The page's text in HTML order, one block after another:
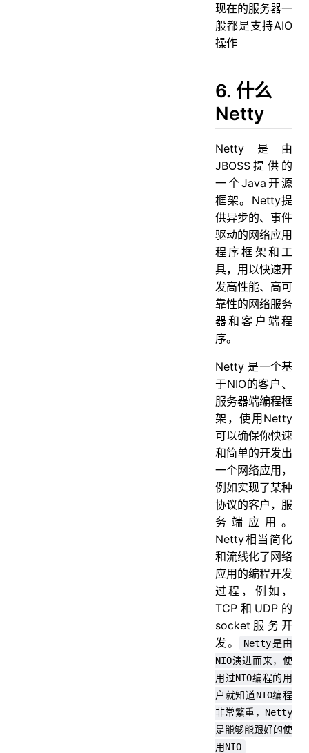
现在的服务器一
般都是支持AIO
操作
6. 什么
Netty
Netty是由
JBOSS提供的
一个Java开源
框架。Netty提
供异步的、事件
驱动的网络应用
程序框架和工
具，用以快速开
发高性能、高可
靠性的网络服务
器和客户端程
序。
Netty 是一个基
于NIO的客户、
服务器端编程框
架，使用Netty
可以确保你快速
和简单的开发出
一个网络应用，
例如实现了某种
协议的客户，服
务端应用。
Netty相当简化
和流线化了网络
应用的编程开发
过程，例如，
TCP和UDP的
socket服务开
发。
Netty是由
NIO演进而来，使
用过NIO编程的用
户就知道NIO编程
非常繁重，Netty
是能够能跟好的使
用NIO